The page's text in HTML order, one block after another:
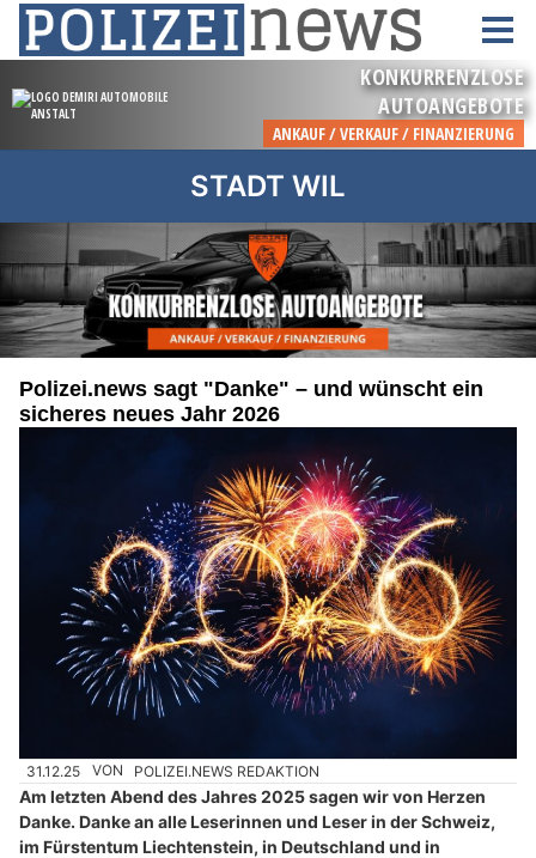
STADT WIL
Polizei.news sagt "Danke" – und wünscht ein
sicheres neues Jahr 2026
31.12.25 VON POLIZEI.NEWS REDAKTION
Am letzten Abend des Jahres 2025 sagen wir von Herzen
Danke. Danke an alle Leserinnen und Leser in der Schweiz,
im Fürstentum Liechtenstein, in Deutschland und in